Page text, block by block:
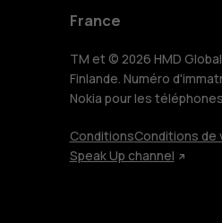
Pour les
Tablettes
Boutique
France
TM et © 2026 HMD
Finlande. Numéro
Nokia pour les
ConditionsConditions de
Speak Up channel